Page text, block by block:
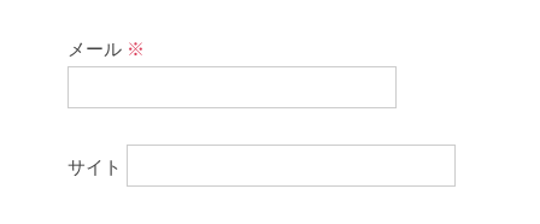
メール ※
サイト